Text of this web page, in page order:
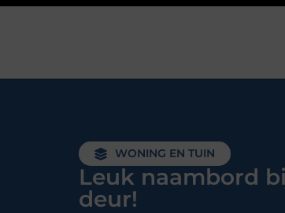
WONING EN TUIN
Leuk naambord
deur!